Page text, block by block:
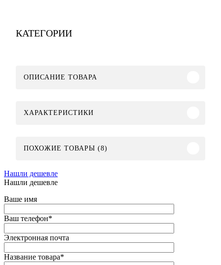
КАТЕГОРИИ
ОПИСАНИЕ ТОВАРА
ХАРАКТЕРИСТИКИ
ПОХОЖИЕ ТОВАРЫ (8)
Нашли дешевле
Нашли дешевле
Ваше имя
Ваш телефон*
Электронная почта
Название товара*